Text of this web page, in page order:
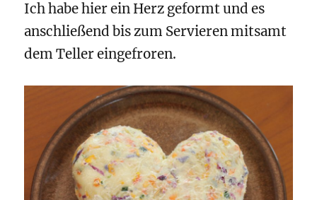
Ich habe hier ein Herz geformt und es
anschließend bis zum Servieren mitsamt
dem Teller eingefroren.